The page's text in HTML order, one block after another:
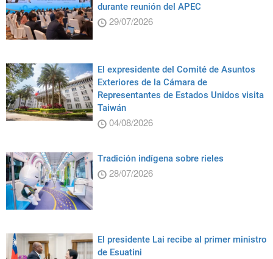
durante reunión del APEC
29/07/2026
El expresidente del Comité de Asuntos
Exteriores de la Cámara de
Representantes de Estados Unidos visita
Taiwán
04/08/2026
Tradición indígena sobre rieles
28/07/2026
El presidente Lai recibe al primer ministro
de Esuatini